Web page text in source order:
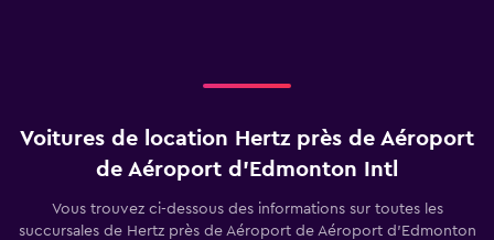
Voitures de location Hertz près de Aéroport
de Aéroport d'Edmonton Intl
Vous trouvez ci-dessous des informations sur toutes les
succursales de Hertz près de Aéroport de Aéroport d'Edmonton